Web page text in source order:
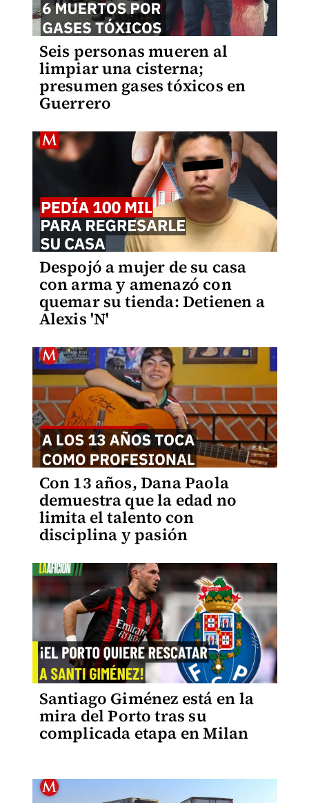
Seis personas mueren al
limpiar una cisterna;
presumen gases tóxicos en
Guerrero
Despojó a mujer de su casa
con arma y amenazó con
quemar su tienda: Detienen a
Alexis 'N'
Con 13 años, Dana Paola
demuestra que la edad no
limita el talento con
disciplina y pasión
Santiago Giménez está en la
mira del Porto tras su
complicada etapa en Milan